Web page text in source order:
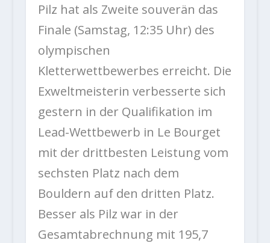
Pilz hat als Zweite souverän das
Finale (Samstag, 12:35 Uhr) des
olympischen
Kletterwettbewerbes erreicht. Die
Exweltmeisterin verbesserte sich
gestern in der Qualifikation im
Lead-Wettbewerb in Le Bourget
mit der drittbesten Leistung vom
sechsten Platz nach dem
Bouldern auf den dritten Platz.
Besser als Pilz war in der
Gesamtabrechnung mit 195,7